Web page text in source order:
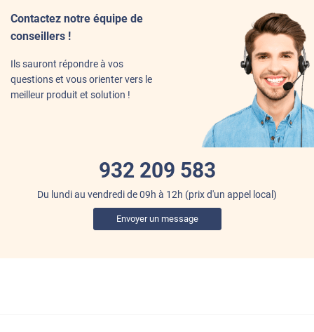
Contactez notre équipe de
conseillers !
Ils sauront répondre à vos
questions et vous orienter vers le
meilleur produit et solution !
932 209 583
Du lundi au vendredi de 09h à 12h (prix d'un appel local)
Envoyer un message